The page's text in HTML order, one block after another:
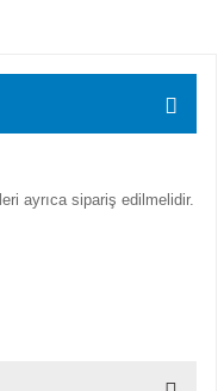
ayrıca sipariş edilmelidir.